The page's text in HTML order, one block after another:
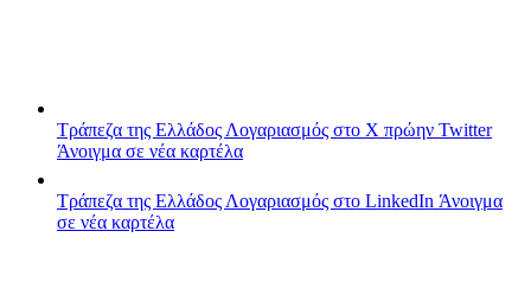
Τράπεζα της Ελλάδος Λογαριασμός στο X πρώην Twitter
Άνοιγμα σε νέα καρτέλα
Τράπεζα της Ελλάδος Λογαριασμός στο LinkedIn Άνοιγμα
σε νέα καρτέλα